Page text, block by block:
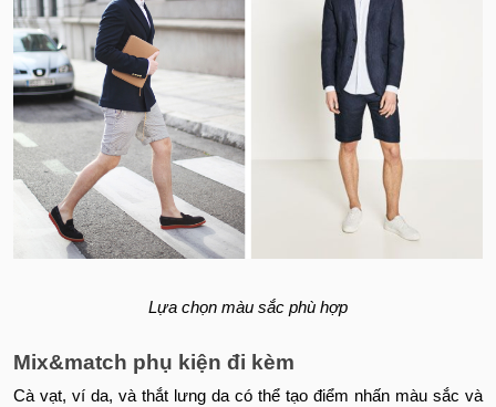
Lựa chọn màu sắc phù hợp
Mix&match phụ kiện đi kèm
Cà vạt, ví da, và thắt lưng da có thể tạo điểm nhấn màu sắc và